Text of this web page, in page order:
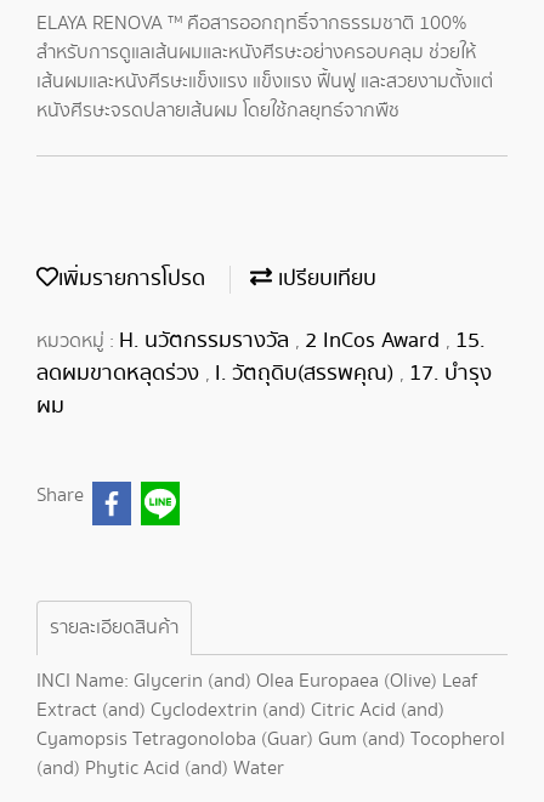
ELAYA RENOVA ™ คือสารออกฤทธิ์จากธรรมชาติ 100%
สำหรับการดูแลเส้นผมและหนังศีรษะอย่างครอบคลุม ช่วยให้
เส้นผมและหนังศีรษะแข็งแรง แข็งแรง ฟื้นฟู และสวยงามตั้งแต่
หนังศีรษะจรดปลายเส้นผม โดยใช้กลยุทธ์จากพืช
เพิ่มรายการโปรด เปรียบเทียบ
หมวดหมู่ : H. นวัตกรรมรางวัล , 2 InCos Award , 15.
ลดผมขาดหลุดร่วง , I. วัตถุดิบ(สรรพคุณ) , 17. บำรุง
ผม
Share
รายละเอียดสินค้า
INCI Name: Glycerin (and) Olea Europaea (Olive) Leaf
Extract (and) Cyclodextrin (and) Citric Acid (and)
Cyamopsis Tetragonoloba (Guar) Gum (and) Tocopherol
(and) Phytic Acid (and) Water